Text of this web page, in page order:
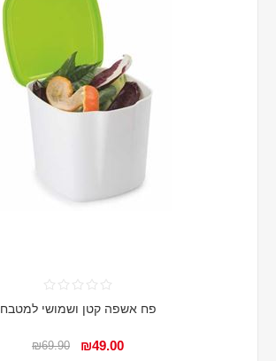
פח אשפה קטן ושמושי למטבח
₪49.00
₪69.90